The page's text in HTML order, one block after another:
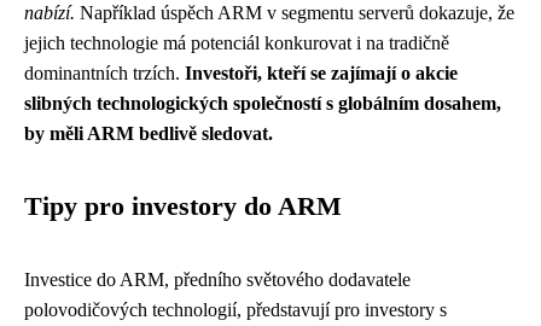
nabízí. Například úspěch ARM v segmentu serverů dokazuje, že
jejich technologie má potenciál konkurovat i na tradičně
dominantních trzích. Investoři, kteří se zajímají o akcie
slibných technologických společností s globálním dosahem,
by měli ARM bedlivě sledovat.
Tipy pro investory do ARM
Investice do ARM, předního světového dodavatele
polovodičových technologií, představují pro investory s